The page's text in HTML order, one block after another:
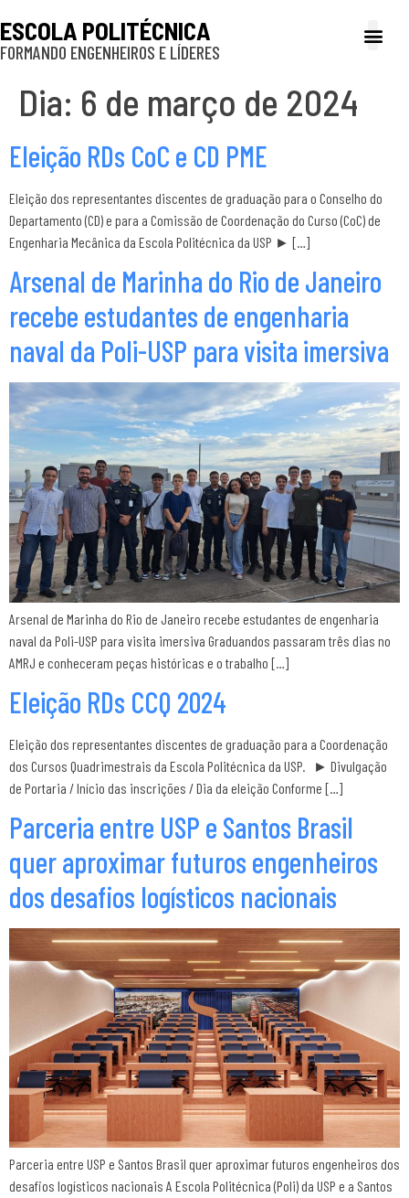
ESCOLA POLITÉCNICA
FORMANDO ENGENHEIROS E LÍDERES
Dia: 6 de março de 2024
Eleição RDs CoC e CD PME
Eleição dos representantes discentes de graduação para o Conselho do
Departamento (CD) e para a Comissão de Coordenação do Curso (CoC) de
Engenharia Mecânica da Escola Politécnica da USP ► […]
Arsenal de Marinha do Rio de Janeiro
recebe estudantes de engenharia
naval da Poli-USP para visita imersiva
Arsenal de Marinha do Rio de Janeiro recebe estudantes de engenharia
naval da Poli-USP para visita imersiva Graduandos passaram três dias no
AMRJ e conheceram peças históricas e o trabalho […]
Eleição RDs CCQ 2024
Eleição dos representantes discentes de graduação para a Coordenação
dos Cursos Quadrimestrais da Escola Politécnica da USP. ► Divulgação
de Portaria / Início das inscrições / Dia da eleição Conforme […]
Parceria entre USP e Santos Brasil
quer aproximar futuros engenheiros
dos desafios logísticos nacionais
Parceria entre USP e Santos Brasil quer aproximar futuros engenheiros dos
desafios logísticos nacionais A Escola Politécnica (Poli) da USP e a Santos